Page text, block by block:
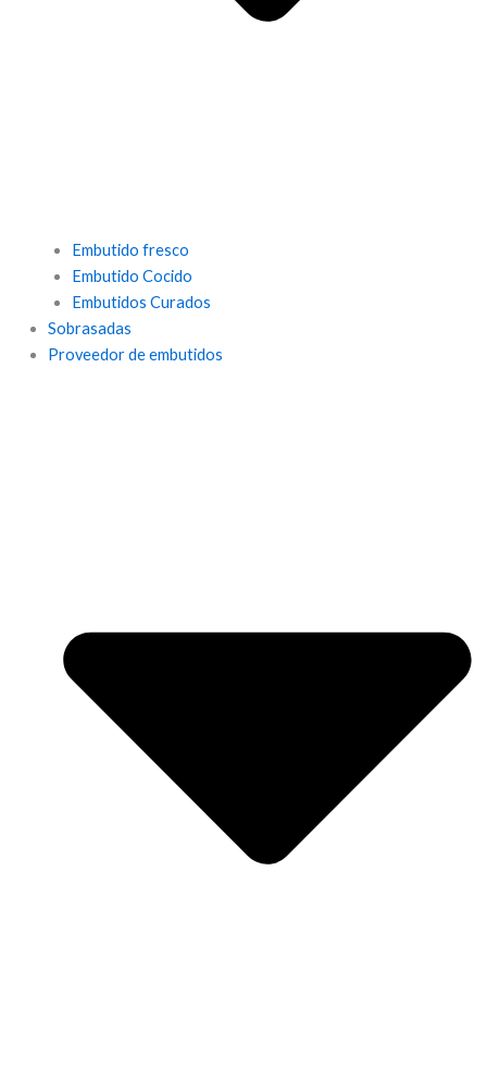
Embutido fresco
Embutido Cocido
Embutidos Curados
Sobrasadas
Proveedor de embutidos